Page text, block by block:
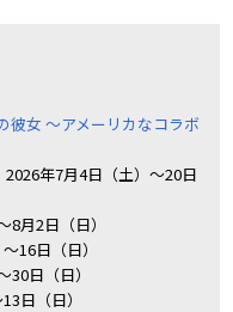
彼女 ～アメーリカなコラボ
年7月4日（土）～20日
月2日（日）
16日（日）
日（日）
日（日）